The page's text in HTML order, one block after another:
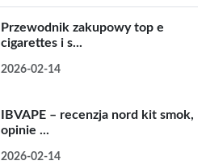
Przewodnik zakupowy top e
cigarettes i s...
2026-02-14
IBVAPE – recenzja nord kit smok,
opinie ...
2026-02-14